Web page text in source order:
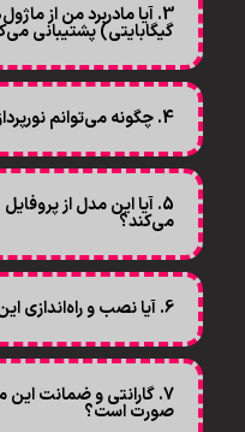
گیگابایتی) پشتیبانی
4. چگونه می‌توانم نورپردازی این رم‌ها را کنترل کنم؟
می‌کند؟
6. آیا نصب و راه‌اندازی این رم نیاز به تخصص دارد؟
7. گارانتی و ضمانت
صورت است؟